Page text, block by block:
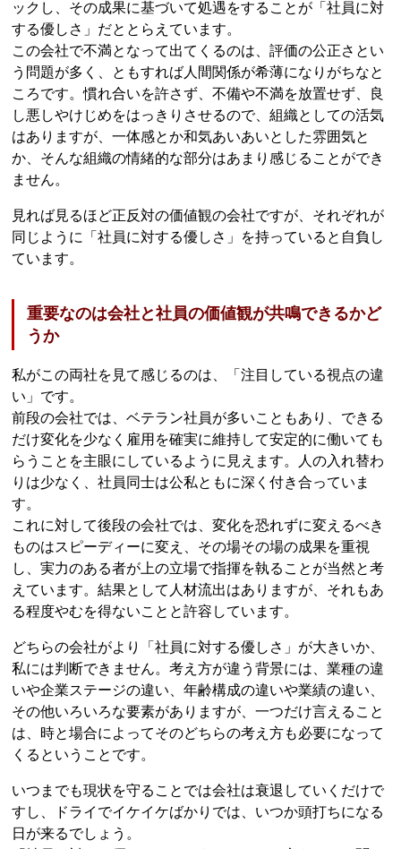
ックし、その成果に基づいて処遇をすることが「社員に対
する優しさ」だととらえています。
この会社で不満となって出てくるのは、評価の公正さとい
う問題が多く、ともすれば人間関係が希薄になりがちなと
ころです。慣れ合いを許さず、不備や不満を放置せず、良
し悪しやけじめをはっきりさせるので、組織としての活気
はありますが、一体感とか和気あいあいとした雰囲気と
か、そんな組織の情緒的な部分はあまり感じることができ
ません。
見れば見るほど正反対の価値観の会社ですが、それぞれが
同じように「社員に対する優しさ」を持っていると自負し
ています。
重要なのは会社と社員の価値観が共鳴できるかど
うか
私がこの両社を見て感じるのは、「注目している視点の違
い」です。
前段の会社では、ベテラン社員が多いこともあり、できる
だけ変化を少なく雇用を確実に維持して安定的に働いても
らうことを主眼にしているように見えます。人の入れ替わ
りは少なく、社員同士は公私ともに深く付き合っていま
す。
これに対して後段の会社では、変化を恐れずに変えるべき
ものはスピーディーに変え、その場その場の成果を重視
し、実力のある者が上の立場で指揮を執ることが当然と考
えています。結果として人材流出はありますが、それもあ
る程度やむを得ないことと許容しています。
どちらの会社がより「社員に対する優しさ」が大きいか、
私には判断できません。考え方が違う背景には、業種の違
いや企業ステージの違い、年齢構成の違いや業績の違い、
その他いろいろな要素がありますが、一つだけ言えること
は、時と場合によってそのどちらの考え方も必要になって
くるということです。
いつまでも現状を守ることでは会社は衰退していくだけで
すし、ドライでイケイケばかりでは、いつか頭打ちになる
日が来るでしょう。